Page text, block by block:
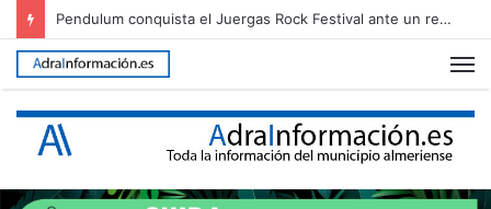
Adra reclama al Gobierno que agilice la conducción de agua desalada desde el Campo de Dalías